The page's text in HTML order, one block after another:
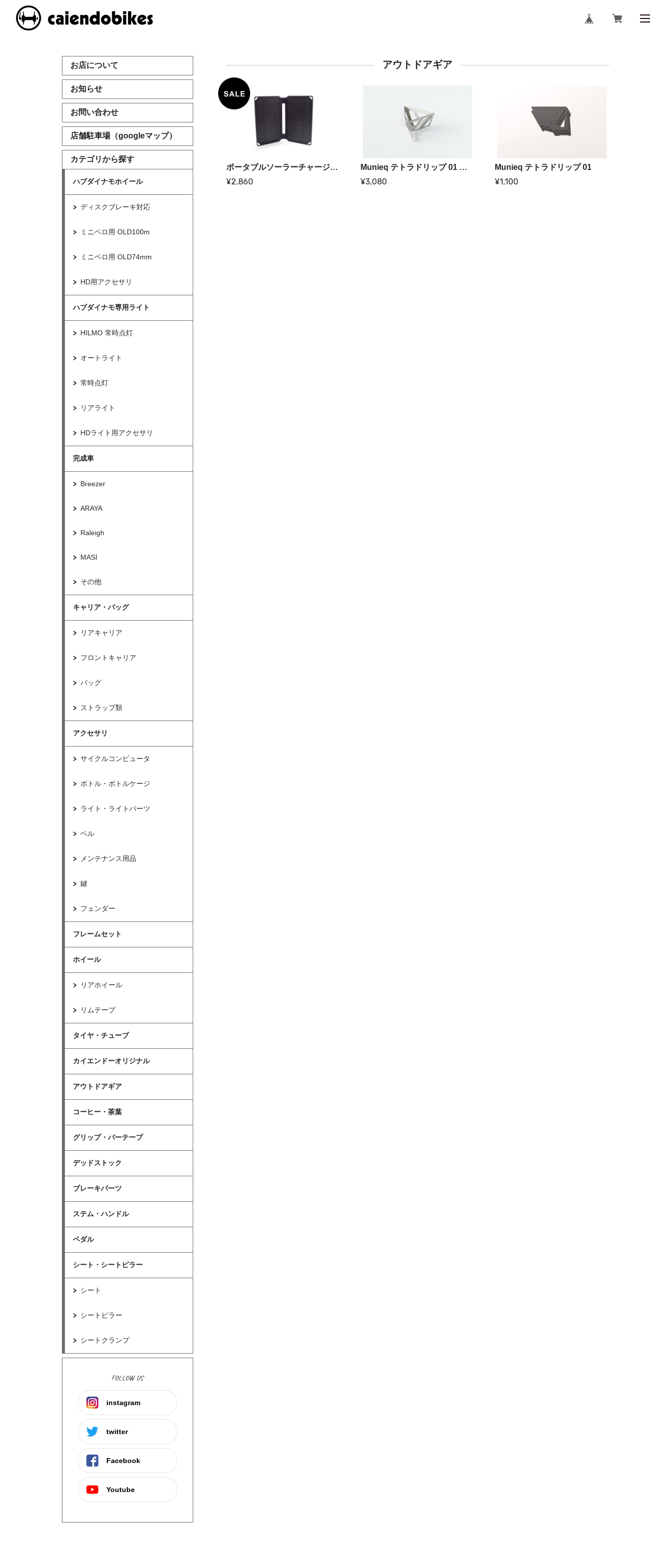
お店について
お知らせ
お問い合わせ
店舗駐車場（googleマップ）
カテゴリから探す
ハブダイナモホイール
ディスクブレーキ対応
ミニベロ用 OLD100m
ミニベロ用 OLD74mm
HD用アクセサリ
ハブダイナモ専用ライト
HILMO 常時点灯
オートライト
常時点灯
リアライト
HDライト用アクセサリ
完成車
Breezer
ARAYA
Raleigh
MASI
その他
キャリア・バッグ
リアキャリア
フロントキャリア
バッグ
ストラップ類
アクセサリ
サイクルコンピュータ
ボトル・ボトルケージ
ライト・ライトパーツ
ベル
メンテナンス用品
鍵
フェンダー
フレームセット
ホイール
リアホイール
リムテープ
タイヤ・チューブ
カイエンドーオリジナル
アウトドアギア
コーヒー・茶葉
グリップ・バーテープ
デッドストック
ブレーキパーツ
ステム・ハンドル
ペダル
シート・シートピラー
シート
シートピラー
シートクランプ
FOLLOW US
instagram
twitter
Facebook
Youtube
アウトドアギア
ポータブルソーラーチャージャー USB出力 10W
¥2,860
Munieq テトラドリップ 01 ステンレス
¥3,080
Munieq テトラドリップ 01
¥1,100